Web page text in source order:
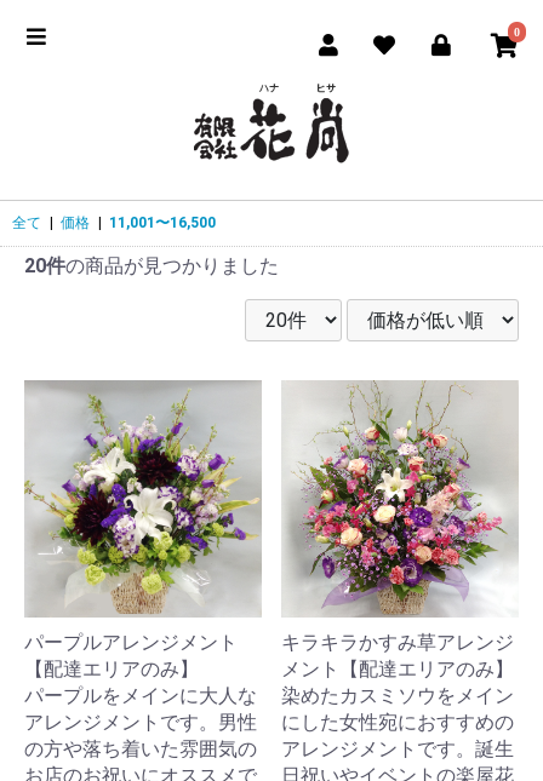
0
全て 価格 11,001〜16,500
20件の商品が見つかりました
パープルアレンジメント
【配達エリアのみ】
パープルをメインに大人な
アレンジメントです。男性
の方や落ち着いた雰囲気の
お店のお祝いにオススメで
キラキラかすみ草アレンジ
メント【配達エリアのみ】
染めたカスミソウをメイン
にした女性宛におすすめの
アレンジメントです。誕生
日祝いやイベントの楽屋花